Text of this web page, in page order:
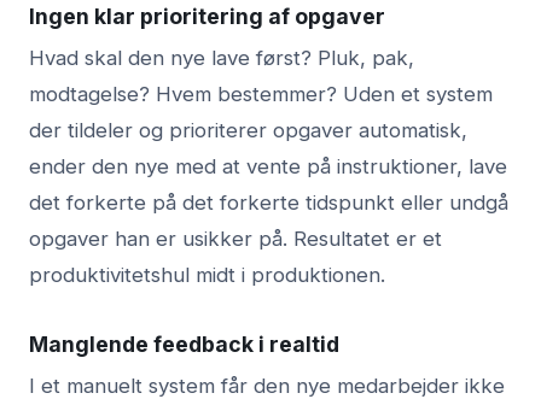
Ingen klar prioritering af opgaver
Hvad skal den nye lave først? Pluk, pak,
modtagelse? Hvem bestemmer? Uden et system
der tildeler og prioriterer opgaver automatisk,
ender den nye med at vente på instruktioner, lave
det forkerte på det forkerte tidspunkt eller undgå
opgaver han er usikker på. Resultatet er et
produktivitetshul midt i produktionen.
Manglende feedback i realtid
I et manuelt system får den nye medarbejder ikke